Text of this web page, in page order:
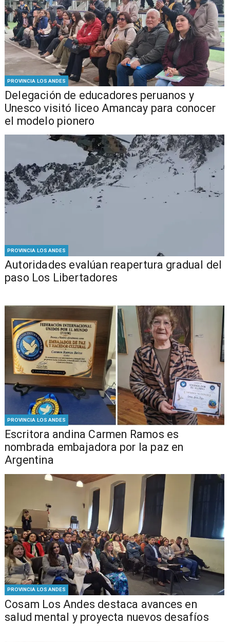
PROVINCIA LOS ANDES
Delegación de educadores peruanos y
Unesco visitó liceo Amancay para conocer
el modelo pionero
PROVINCIA LOS ANDES
​​Autoridades evalúan reapertura gradual del
paso Los Libertadores
PROVINCIA LOS ANDES
Escritora andina Carmen Ramos es
nombrada embajadora por la paz en
Argentina
PROVINCIA LOS ANDES
Cosam Los Andes destaca avances en
salud mental y proyecta nuevos desafíos